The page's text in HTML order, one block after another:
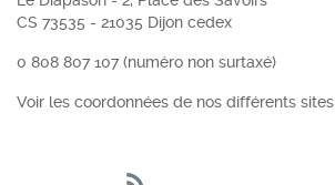
CS 73535 - 21035 Dijon cedex
0 808 807 107 (numéro non surtaxé)
Voir les coordonnées de nos différents sites